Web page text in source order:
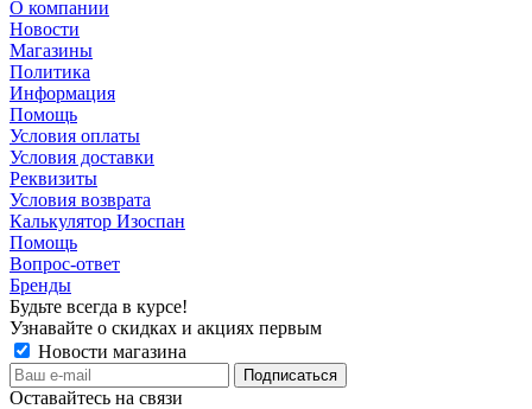
О компании
Новости
Магазины
Политика
Информация
Помощь
Условия оплаты
Условия доставки
Реквизиты
Условия возврата
Калькулятор Изоспан
Помощь
Вопрос-ответ
Бренды
Будьте всегда в курсе!
Узнавайте о скидках и акциях первым
Новости магазина
Оставайтесь на связи